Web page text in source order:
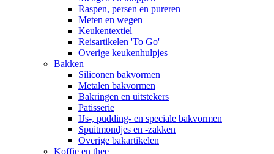
Raspen, persen en pureren
Meten en wegen
Keukentextiel
Reisartikelen 'To Go'
Overige keukenhulpjes
Bakken
Siliconen bakvormen
Metalen bakvormen
Bakringen en uitstekers
Patisserie
IJs-, pudding- en speciale bakvormen
Spuitmondjes en -zakken
Overige bakartikelen
Koffie en thee